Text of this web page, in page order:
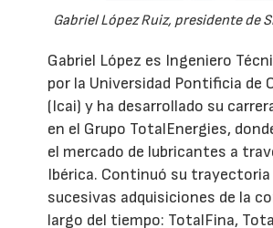
Gabriel López Ruiz, presidente de
Gabriel López es Ingeniero
por la Universidad Pontificia de
(Icai) y ha desarrollado su
en el Grupo TotalEnergies,
el mercado de lubricantes a
Ibérica. Continuó su
sucesivas adquisiciones de la
largo del tiempo: TotalFina,